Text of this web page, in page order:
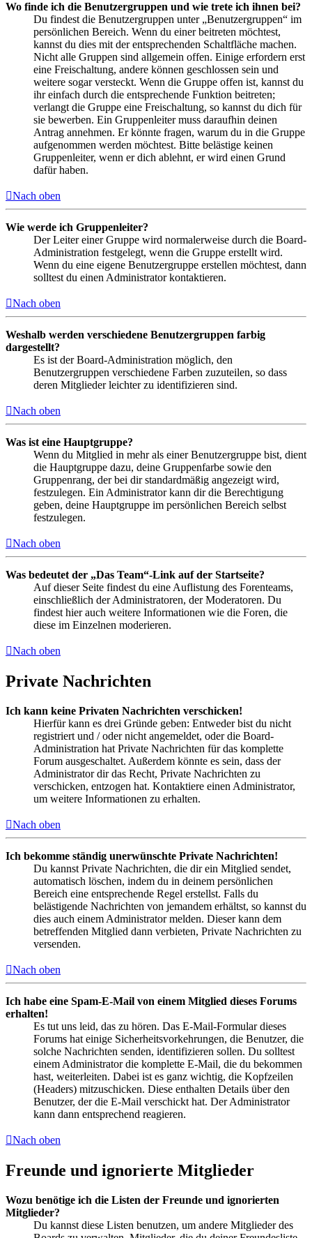
Wo finde ich die Benutzergruppen und wie trete ich ihnen bei?
Du findest die Benutzergruppen unter „Benutzergruppen“ im
persönlichen Bereich. Wenn du einer beitreten möchtest,
kannst du dies mit der entsprechenden Schaltfläche machen.
Nicht alle Gruppen sind allgemein offen. Einige erfordern erst
eine Freischaltung, andere können geschlossen sein und
weitere sogar versteckt. Wenn die Gruppe offen ist, kannst du
ihr einfach durch die entsprechende Funktion beitreten;
verlangt die Gruppe eine Freischaltung, so kannst du dich für
sie bewerben. Ein Gruppenleiter muss daraufhin deinen
Antrag annehmen. Er könnte fragen, warum du in die Gruppe
aufgenommen werden möchtest. Bitte belästige keinen
Gruppenleiter, wenn er dich ablehnt, er wird einen Grund
dafür haben.
Nach oben
Wie werde ich Gruppenleiter?
Der Leiter einer Gruppe wird normalerweise durch die Board-
Administration festgelegt, wenn die Gruppe erstellt wird.
Wenn du eine eigene Benutzergruppe erstellen möchtest, dann
solltest du einen Administrator kontaktieren.
Nach oben
Weshalb werden verschiedene Benutzergruppen farbig
dargestellt?
Es ist der Board-Administration möglich, den
Benutzergruppen verschiedene Farben zuzuteilen, so dass
deren Mitglieder leichter zu identifizieren sind.
Nach oben
Was ist eine Hauptgruppe?
Wenn du Mitglied in mehr als einer Benutzergruppe bist, dient
die Hauptgruppe dazu, deine Gruppenfarbe sowie den
Gruppenrang, der bei dir standardmäßig angezeigt wird,
festzulegen. Ein Administrator kann dir die Berechtigung
geben, deine Hauptgruppe im persönlichen Bereich selbst
festzulegen.
Nach oben
Was bedeutet der „Das Team“-Link auf der Startseite?
Auf dieser Seite findest du eine Auflistung des Forenteams,
einschließlich der Administratoren, der Moderatoren. Du
findest hier auch weitere Informationen wie die Foren, die
diese im Einzelnen moderieren.
Nach oben
Private Nachrichten
Ich kann keine Privaten Nachrichten verschicken!
Hierfür kann es drei Gründe geben: Entweder bist du nicht
registriert und / oder nicht angemeldet, oder die Board-
Administration hat Private Nachrichten für das komplette
Forum ausgeschaltet. Außerdem könnte es sein, dass der
Administrator dir das Recht, Private Nachrichten zu
verschicken, entzogen hat. Kontaktiere einen Administrator,
um weitere Informationen zu erhalten.
Nach oben
Ich bekomme ständig unerwünschte Private Nachrichten!
Du kannst Private Nachrichten, die dir ein Mitglied sendet,
automatisch löschen, indem du in deinem persönlichen
Bereich eine entsprechende Regel erstellst. Falls du
belästigende Nachrichten von jemandem erhältst, so kannst du
dies auch einem Administrator melden. Dieser kann dem
betreffenden Mitglied dann verbieten, Private Nachrichten zu
versenden.
Nach oben
Ich habe eine Spam-E-Mail von einem Mitglied dieses Forums
erhalten!
Es tut uns leid, das zu hören. Das E-Mail-Formular dieses
Forums hat einige Sicherheitsvorkehrungen, die Benutzer, die
solche Nachrichten senden, identifizieren sollen. Du solltest
einem Administrator die komplette E-Mail, die du bekommen
hast, weiterleiten. Dabei ist es ganz wichtig, die Kopfzeilen
(Headers) mitzuschicken. Diese enthalten Details über den
Benutzer, der die E-Mail verschickt hat. Der Administrator
kann dann entsprechend reagieren.
Nach oben
Freunde und ignorierte Mitglieder
Wozu benötige ich die Listen der Freunde und ignorierten
Mitglieder?
Du kannst diese Listen benutzen, um andere Mitglieder des